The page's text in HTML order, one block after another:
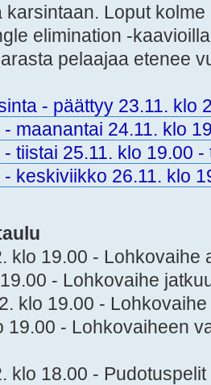
karsintaan. Loput
elimination -
pelaajaa etenee
- päättyy 23.11. klo
maanantai 24.11. klo
tiistai 25.11. klo 19.00 -
keskiviikko 26.11. klo
klo 19.00 - Lohkovaihe
- Lohkovaihe
klo 19.00 -
19.00 - Lohkovaiheen
klo 18.00 -